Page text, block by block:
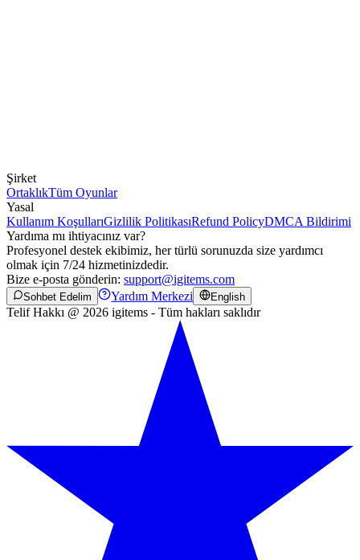
Şirket
OrtaklıkTüm Oyunlar
Yasal
Kullanım KoşullarıGizlilik PolitikasıRefund PolicyDMCA Bildirimi
Yardıma mı ihtiyacınız var?
Profesyonel destek ekibimiz, her türlü sorunuzda size yardımcı
olmak için 7/24 hizmetinizdedir.
Bize e-posta gönderin: support@igitems.com
Sohbet Edelim Yardım Merkezi English
Telif Hakkı @ 2026 igitems - Tüm hakları saklıdır